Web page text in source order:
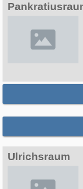
Ulrichsraum